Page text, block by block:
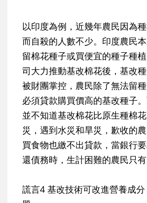
以印度為例，近幾年農民因為
而自殺的人數不少。印度農民
留棉花種子或買便宜的種子種
司大力推動基改棉花後，基改
被財團掌控，農民除了無法留
必須貸款購買價高的基改種子
並不知道基改棉花比原生種棉
災，遇到水災和旱災，歉收的
買食物也繳不出貸款，當銀行
還債務時，生計困難的農民只有
謊言4 基改技術可改進營養成